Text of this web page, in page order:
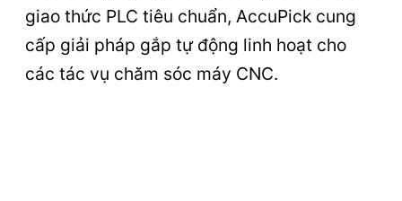
giao thức PLC tiêu chuẩn, AccuPick cung
cấp giải pháp gắp tự động linh hoạt cho
các tác vụ chăm sóc máy CNC.